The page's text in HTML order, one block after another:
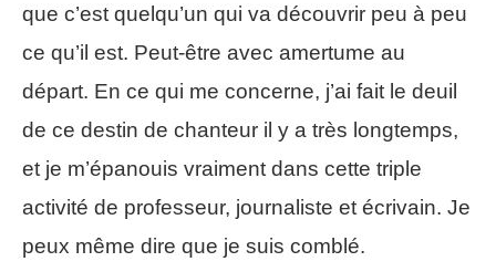
que c’est quelqu’un qui va découvrir peu à peu
ce qu’il est. Peut-être avec amertume au
départ. En ce qui me concerne, j’ai fait le deuil
de ce destin de chanteur il y a très longtemps,
et je m’épanouis vraiment dans cette triple
activité de professeur, journaliste et écrivain. Je
peux même dire que je suis comblé.